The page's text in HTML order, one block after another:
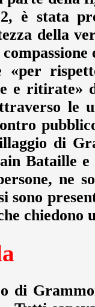
è stata
della
«per
e ritirate»
le
di
Bataille
ne
di